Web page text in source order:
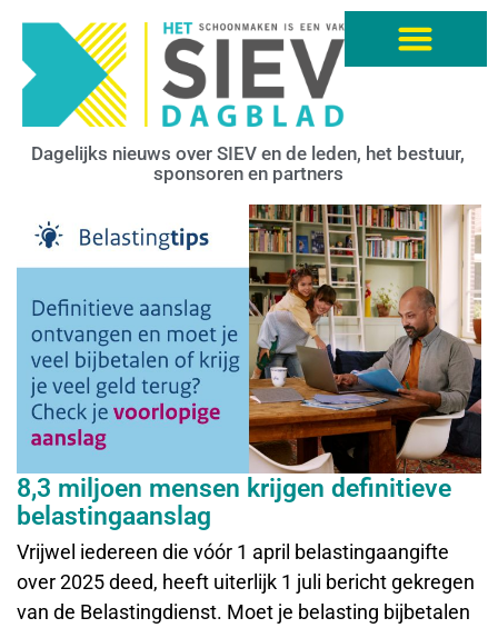
Dagelijks nieuws over SIEV en de leden, het bestuur,
sponsoren en partners
8,3 miljoen mensen krijgen definitieve
belastingaanslag
Vrijwel iedereen die vóór 1 april belastingaangifte
over 2025 deed, heeft uiterlijk 1 juli bericht gekregen
van de Belastingdienst. Moet je belasting bijbetalen